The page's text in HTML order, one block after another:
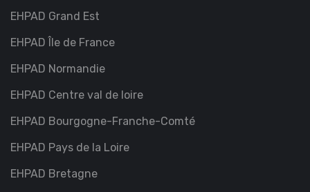
EHPAD Grand Est
EHPAD Île de France
EHPAD Normandie
EHPAD Centre val de loire
EHPAD Bourgogne-Franche-Comté
EHPAD Pays de la Loire
EHPAD Bretagne